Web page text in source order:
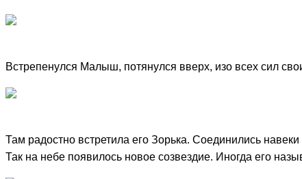
Встрепенулся Малыш, потянулся вверх, изо всех сил
Там радостно встретила его Зорька. Соединились навеки
Так на небе появилось новое созвездие. Иногда его